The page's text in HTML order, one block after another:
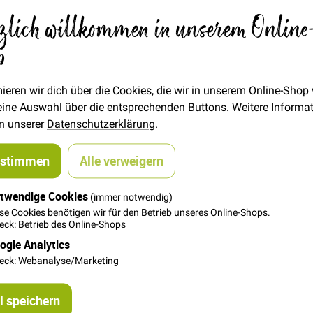
willkommen in unserem
wir dich über die Cookies, die wir in unserem Online-Shop
Auswahl über die entsprechenden Buttons. Weitere
unsererDatenschutzerklärung.
Alle verweigern
Cookies (immer notwendig)
Cookies benötigen wir für den Betrieb unseres Online-Shops.
Betrieb des Online-Shops
Analytics
Webanalyse/Marketing
speichern
6,00 €
Menge
in MITTELGRAU universell einsetzbar.